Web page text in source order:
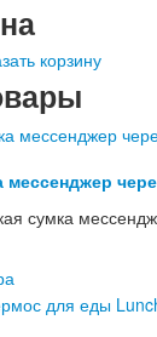
корзину
мессенджер
сумка